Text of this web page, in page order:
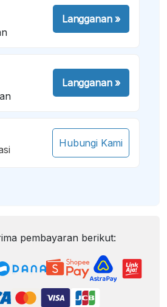
Langganan»
Langganan»
Hubungi Kami
pembayaran berikut: